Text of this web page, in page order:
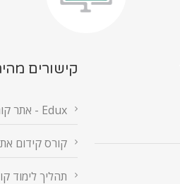
קישורים
Edux - אתר קורסים עם ערך
קורס קידום
תהליך לימוד